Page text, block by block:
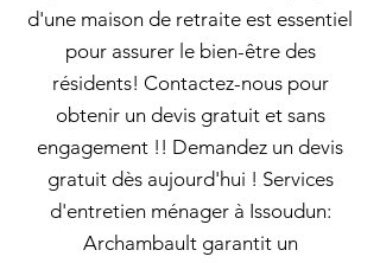
d'une maison de retraite est essentiel
pour assurer le bien-être des
résidents! Contactez-nous pour
obtenir un devis gratuit et sans
engagement !! Demandez un devis
gratuit dès aujourd'hui ! Services
d'entretien ménager à Issoudun:
Archambault garantit un